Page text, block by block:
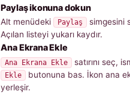
Paylaş ikonuna dokun
Alt menüdeki Paylaş
simgesini
Açılan listeyi yukarı kaydır.
Ana Ekrana Ekle
Ana Ekrana Ekle satırını seç,
Ekle
butonuna bas. İkon ana
yerleşir.